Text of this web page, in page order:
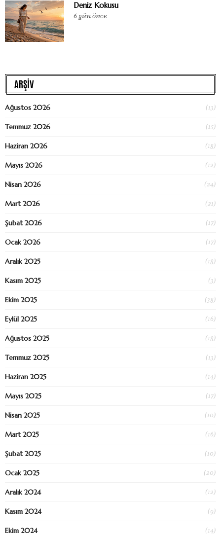
Deniz Kokusu
6 gün önce
ARŞİV
Ağustos 2026 (13)
Temmuz 2026 (15)
Haziran 2026 (18)
Mayıs 2026 (12)
Nisan 2026 (24)
Mart 2026 (21)
Şubat 2026 (17)
Ocak 2026 (17)
Aralık 2025 (18)
Kasım 2025 (3)
Ekim 2025 (38)
Eylül 2025 (16)
Ağustos 2025 (18)
Temmuz 2025 (13)
Haziran 2025 (14)
Mayıs 2025 (17)
Nisan 2025 (10)
Mart 2025 (16)
Şubat 2025 (10)
Ocak 2025 (20)
Aralık 2024 (12)
Kasım 2024 (9)
Ekim 2024 (14)